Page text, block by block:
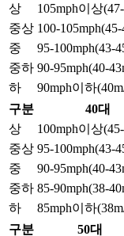
상
105mph이상
중상 100-105mph(45-
중
95-100mph(43-
중하 90-95mph(40-
하
90mph이하
구분
40대
상
100mph이상
중상 95-100mph(43-
중
90-95mph(40-
중하 85-90mph(38-
하
85mph이하
구분
50대